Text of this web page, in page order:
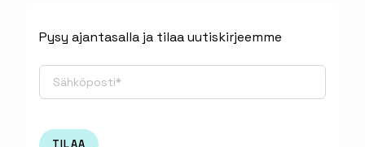
Pysy ajantasalla ja tilaa uutiskirjeemme